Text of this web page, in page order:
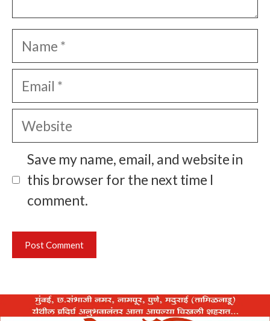
Name
Email
Website
Save my name, email, and website in
this browser for the next time I
comment.